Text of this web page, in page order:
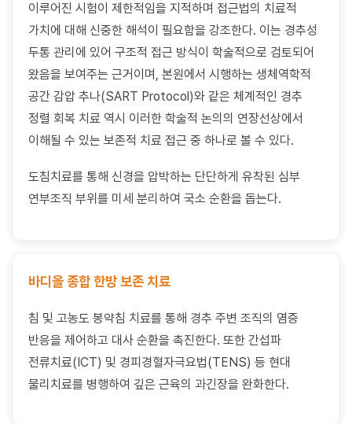
이루어진 시험이 제한적임을 지적하며 접근법의 치료적
가치에 대해 신중한 해석이 필요함을 강조한다. 이는 경추성
두통 관리에 있어 구조적 접근 방식이 학술적으로 검토되어
왔음을 보여주는 근거이며, 본원에서 시행하는 생체역학적
공간 감압 추나(SART Protocol)와 같은 체계적인 경추
정렬 회복 치료 역시 이러한 학술적 논의의 연장선상에서
이해될 수 있는 보존적 치료 접근 중 하나로 볼 수 있다.
도침치료를 통해 신경을 압박하는 단단하게 유착된 심부
연부조직 부위를 미세 분리하여 국소 순환을 돕는다.
바디올 종합 한방 보존 치료
침 및 고농도 봉약침 치료를 통해 경추 주변 조직의 염증
반응을 제어하고 대사 순환을 촉진한다. 또한 간섭파
전류치료(ICT) 및 경피경혈자극요법(TENS) 등 현대
물리치료를 병행하여 깊은 근육의 과긴장을 완화한다.